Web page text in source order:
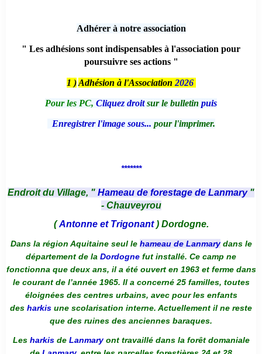
Adhérer à notre association
" Les adhésions sont indispensables à l'association pour
poursuivre ses actions "
1 ) Adhésion à l'Association 2026
Pour les PC, Cliquez droitsur le bulletin puis
Enregistrer l'image sous... pour l'imprimer.
*******
Endroit du Village, " Hameau de forestage de Lanmary "
- Chauveyrou
(Antonne et Trigonant) Dordogne.
Dans la région Aquitaine seul le hameau de Lanmarydans le
département de la Dordogne fut installé. Ce camp ne
fonctionna que deux ans, il a été ouvert en 1963 et ferme dans
le courant de l’année 1965. Il a concerné 25 familles, toutes
éloignées des centres urbains, avec pour les enfants
des harkis une scolarisation interne. Actuellement il ne reste
que des ruines des anciennes baraques.
Les harkis de Lanmaryont travaillé dans la forêt domaniale